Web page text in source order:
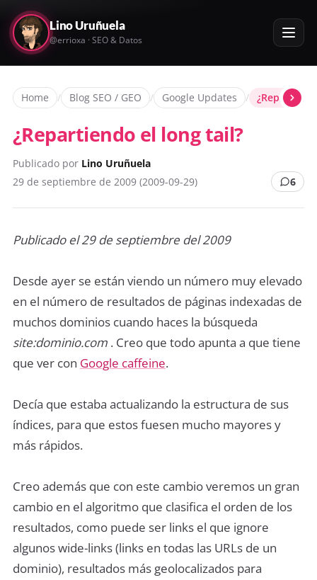
Lino Uruñuela
@errioxa · SEO & Datos
Home / Blog SEO / GEO / Google Updates /
¿Repartiendo el long tail?
Publicado por Lino Uruñuela
29 de septiembre de 2009 (2009-09-29)
6
Publicado el 29 de septiembre del 2009
Desde ayer se están viendo un número muy elevado
en el número de resultados de páginas indexadas de
muchos dominios cuando haces la búsqueda
site:dominio.com . Creo que todo apunta a que tiene
que ver con Google caffeine.
Decía que estaba actualizando la estructura de sus
índices, para que estos fuesen mucho mayores y
más rápidos.
Creo además que con este cambio veremos un gran
cambio en el algoritmo que clasifica el orden de los
resultados, como puede ser links el que ignore
algunos wide-links (links en todas las URLs de un
dominio), resultados más geolocalizados para